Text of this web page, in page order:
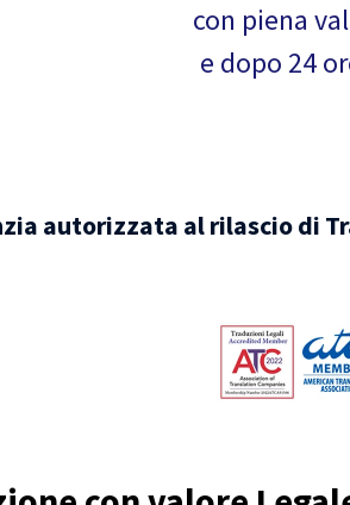
con piena
e dopo 24
autorizzata al rilascio di